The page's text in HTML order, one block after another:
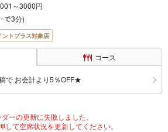
～3000円
で3分)
ントプラス対象店
コース
で お会計より5％OFF★
ーの更新に失敗しました。
して空席状況を更新してください。